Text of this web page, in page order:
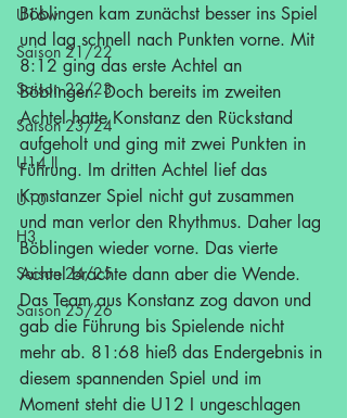
U16w
Saison 21/22
Saison 22/23
Saison 23/24
U14 II
U10
H3
Saison 24/25
Saison 25/26
Böblingen kam zunächst besser ins Spiel
und lag schnell nach Punkten vorne. Mit
8:12 ging das erste Achtel an
Böblingen. Doch bereits im zweiten
Achtel hatte Konstanz den Rückstand
aufgeholt und ging mit zwei Punkten in
Führung. Im dritten Achtel lief das
Konstanzer Spiel nicht gut zusammen
und man verlor den Rhythmus. Daher lag
Böblingen wieder vorne. Das vierte
Achtel brachte dann aber die Wende.
Das Team aus Konstanz zog davon und
gab die Führung bis Spielende nicht
mehr ab. 81:68 hieß das Endergebnis in
diesem spannenden Spiel und im
Moment steht die U12 I ungeschlagen